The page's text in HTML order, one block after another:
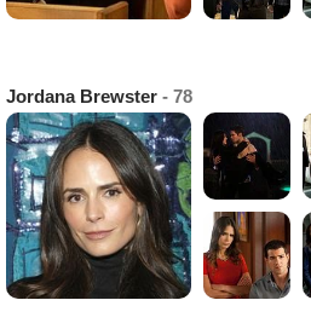
Jordana Brewster - 78